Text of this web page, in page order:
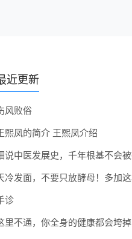
近更新
风败俗
熙凤的简介 王熙凤介绍
诊
里不通，你全身的健康都会垮掉